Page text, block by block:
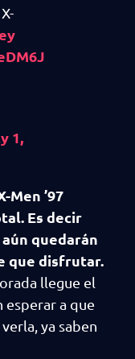
1,
Men ’97
Es decir
quedarán
que disfrutar.
llegue el
esperar a que
ya saben